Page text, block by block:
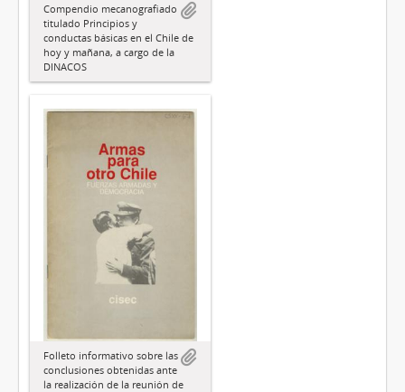
Compendio mecanografiado
titulado Principios y
conductas básicas en el Chile de
hoy y mañana, a cargo de la
DINACOS
Folleto informativo sobre las
conclusiones obtenidas ante
la realización de la reunión de